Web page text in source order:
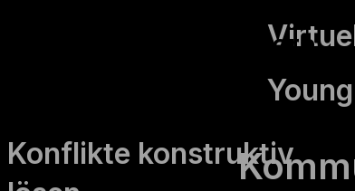
Konflikte konstruktiv